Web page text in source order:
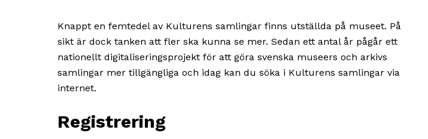
Knappt en femtedel av Kulturens samlingar finns utställda på museet. På
sikt är dock tanken att fler ska kunna se mer. Sedan ett antal år pågår ett
nationellt digitaliseringsprojekt för att göra svenska museers och arkivs
samlingar mer tillgängliga och idag kan du söka i Kulturens samlingar via
internet.
Registrering